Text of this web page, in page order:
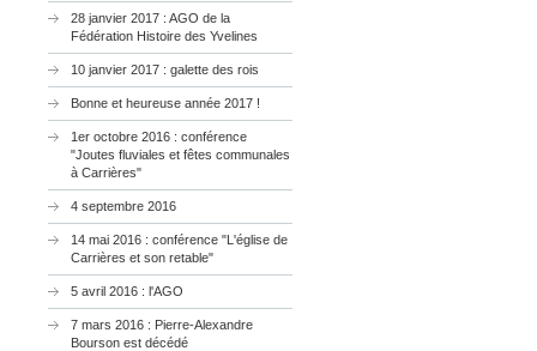
28 janvier 2017 : AGO de la
Fédération Histoire des Yvelines
10 janvier 2017 : galette des rois
Bonne et heureuse année 2017 !
1er octobre 2016 : conférence
"Joutes fluviales et fêtes communales
à Carrières"
4 septembre 2016
14 mai 2016 : conférence "L'église de
Carrières et son retable"
5 avril 2016 : l'AGO
7 mars 2016 : Pierre-Alexandre
Bourson est décédé